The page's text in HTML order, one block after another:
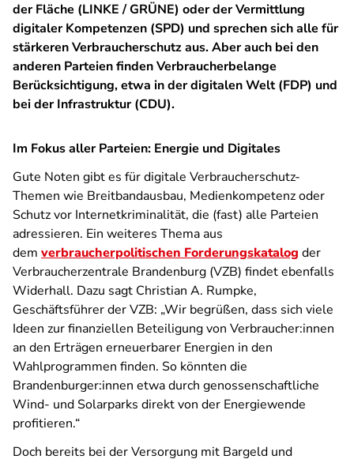
der Fläche (LINKE / GRÜNE) oder der Vermittlung
digitaler Kompetenzen (SPD) und sprechen sich alle für
stärkeren Verbraucherschutz aus. Aber auch bei den
anderen Parteien finden Verbraucherbelange
Berücksichtigung, etwa in der digitalen Welt (FDP) und
bei der Infrastruktur (CDU).
Im Fokus aller Parteien: Energie und Digitales
Gute Noten gibt es für digitale Verbraucherschutz-
Themen wie Breitbandausbau, Medienkompetenz oder
Schutz vor Internetkriminalität, die (fast) alle Parteien
adressieren. Ein weiteres Thema aus
dem verbraucherpolitischen Forderungskatalog der
Verbraucherzentrale Brandenburg (VZB) findet ebenfalls
Widerhall. Dazu sagt Christian A. Rumpke,
Geschäftsführer der VZB: „Wir begrüßen, dass sich viele
Ideen zur finanziellen Beteiligung von Verbraucher:innen
an den Erträgen erneuerbarer Energien in den
Wahlprogrammen finden. So könnten die
Brandenburger:innen etwa durch genossenschaftliche
Wind- und Solarparks direkt von der Energiewende
profitieren.“
Doch bereits bei der Versorgung mit Bargeld und